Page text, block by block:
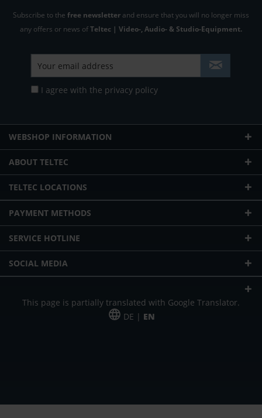
Subscribe to the free newsletter and ensure that you will no longer miss
any offers or news ofTeltec | Video-, Audio- & Studio-Equipment.
I agree with the privacy policy
WEBSHOP INFORMATION
ABOUT TELTEC
TELTEC LOCATIONS
PAYMENT METHODS
SERVICE HOTLINE
SOCIAL MEDIA
This page is partially translated with Google Translator.
DE | EN